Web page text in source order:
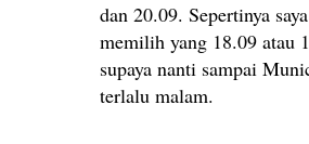
dan 20.09. Sepertinya
memilih yang 18.09 atau
supaya nanti sampai
terlalu malam.